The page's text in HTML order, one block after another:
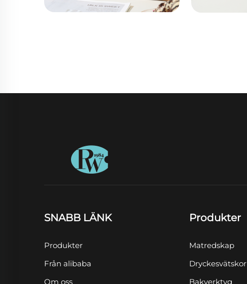
SNABB LÄNK
Produkter
Från alibaba
Om oss
Produkter
Matredskap
Dryckesvätskor
Bakverktyg